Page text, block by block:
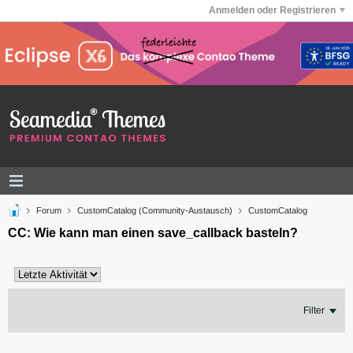
Anmelden oder Registrieren
Forum CustomCatalog (Community-Austausch) CustomCatalog
CC: Wie kann man einen save_callback basteln?
Filter